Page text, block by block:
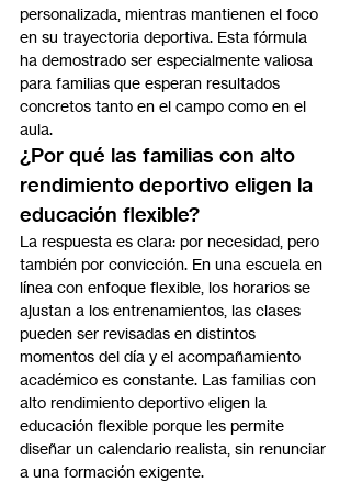
personalizada, mientras mantienen el foco
en su trayectoria deportiva. Esta fórmula
ha demostrado ser especialmente valiosa
para familias que esperan resultados
concretos tanto en el campo como en el
aula.
¿Por qué las familias con alto
rendimiento deportivo eligen la
educación flexible?
La respuesta es clara: por necesidad, pero
también por convicción. En una escuela en
línea con enfoque flexible, los horarios se
ajustan a los entrenamientos, las clases
pueden ser revisadas en distintos
momentos del día y el acompañamiento
académico es constante. Las familias con
alto rendimiento deportivo eligen la
educación flexible porque les permite
diseñar un calendario realista, sin renunciar
a una formación exigente.